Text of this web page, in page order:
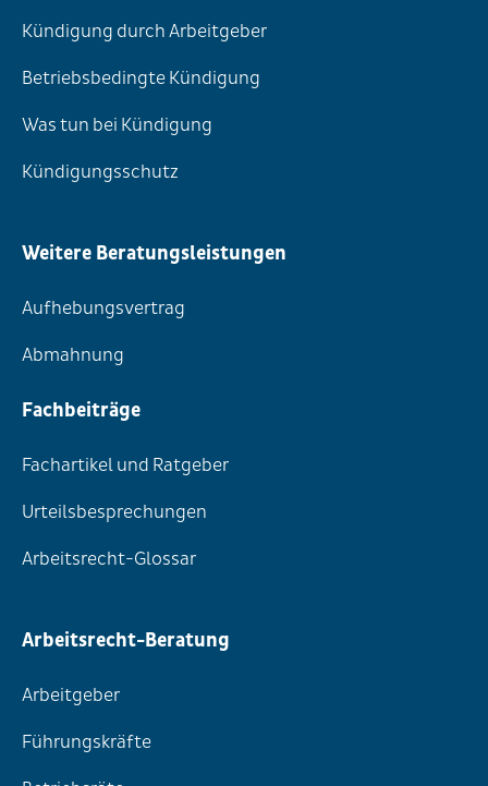
Kündigung durch Arbeitgeber
Betriebsbedingte Kündigung
Was tun bei Kündigung
Kündigungsschutz
Weitere Beratungsleistungen
Aufhebungsvertrag
Abmahnung
Fachbeiträge
Fachartikel und Ratgeber
Urteilsbesprechungen
Arbeitsrecht-Glossar
Arbeitsrecht-Beratung
Arbeitgeber
Führungskräfte